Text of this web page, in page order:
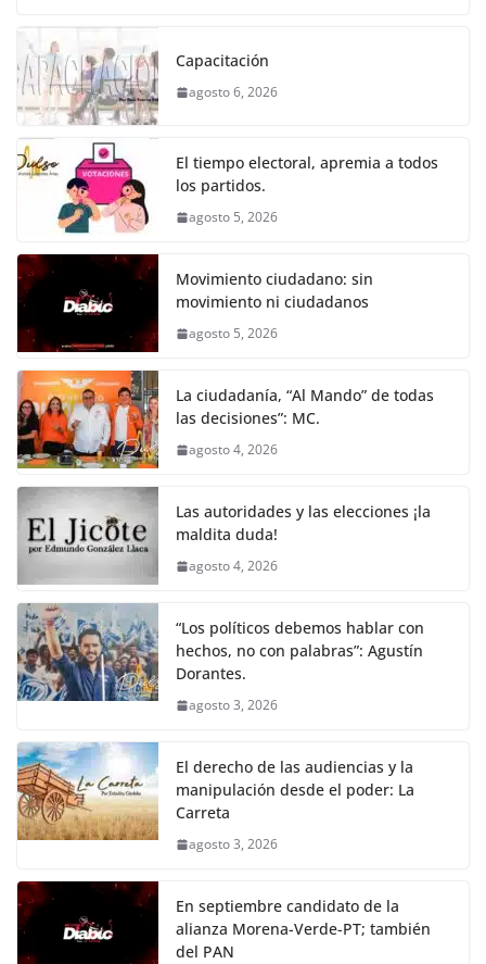
k
c
e
b
o
o
k
itt
er s
A
p
e
n
er
Capacitación
agosto 6, 2026
El tiempo electoral, apremia a todos
los partidos.
agosto 5, 2026
Movimiento ciudadano: sin
movimiento ni ciudadanos
agosto 5, 2026
La ciudadanía, “Al Mando” de todas
las decisiones”: MC.
agosto 4, 2026
Las autoridades y las elecciones ¡la
maldita duda!
agosto 4, 2026
“Los políticos debemos hablar con
hechos, no con palabras”: Agustín
Dorantes.
agosto 3, 2026
El derecho de las audiencias y la
manipulación desde el poder: La
Carreta
agosto 3, 2026
En septiembre candidato de la
alianza Morena-Verde-PT; también
del PAN